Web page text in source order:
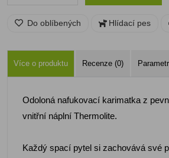
Do oblíbených Hlídací pes
Více o produktu Recenze (0)
Odoloná nafukovací karimatka z
vnitřní náplní Thermolite.
Každý spací pytel si zachovává své